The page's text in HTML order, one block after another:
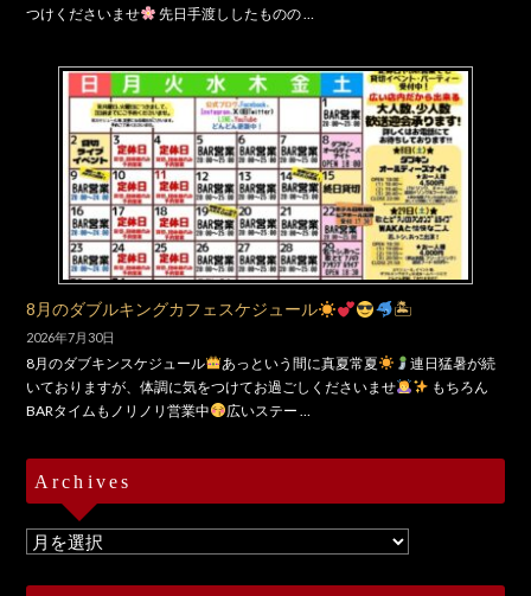
つけくださいませ
先日手渡ししたものの …
8月のダブルキングカフェスケジュール 🏝
2026年7月30日
8月のダブキンスケジュール あっという間に真夏常夏
連日猛暑が続
いておりますが、体調に気をつけてお過ごしくださいませ
もちろん
BARタイムもノリノリ営業中
広いステー …
Archives
Archives